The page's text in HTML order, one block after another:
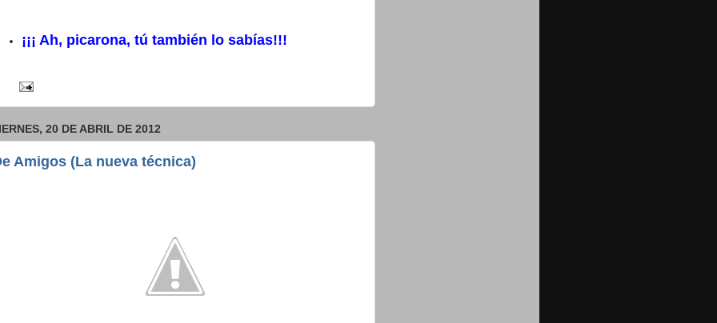
¡¡¡ Ah, picarona, tú también lo sabías!!!
20 DE ABRIL DE 2012
Amigos (La nueva técnica)